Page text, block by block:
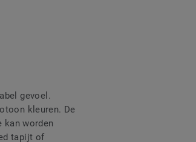
gevoel.
kleuren. De
worden
tapijt of